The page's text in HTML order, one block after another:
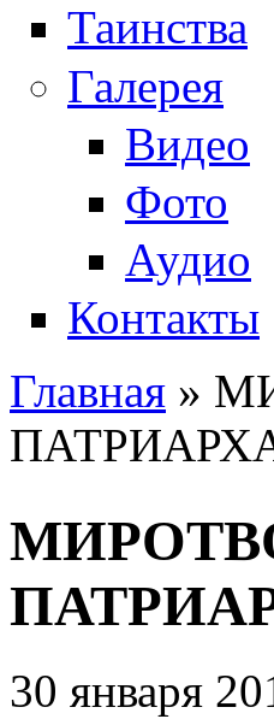
Таинства
Галерея
Видео
Фото
Аудио
Контакты
Вы здесь
Главная »
30 января